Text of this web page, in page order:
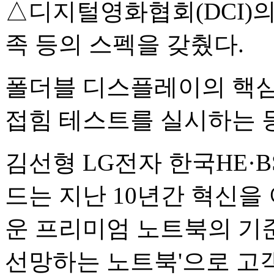
△디지털영화협회(DCI)
족 등의 스펙을 갖췄다.
폴더블 디스플레이의 핵
접힘 테스트를 실시하는
김선형 LG전자 한국
드는 지난 10년간 혁신
운 프리미엄 노트북의
선망하는 노트북'으로 고